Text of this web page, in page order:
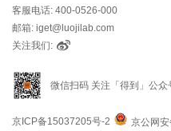
客服电话: 400-0526-000
邮箱: iget@luojilab.com
关注我们:
微信扫码 关注「得到」公众
京ICP备15037205号-2 京公网